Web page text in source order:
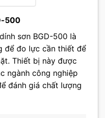
500
sơn BGD-500 là
để đo lực cần thiết để
Thiết bị này được
ngành công nghiệp
đánh giá chất lượng